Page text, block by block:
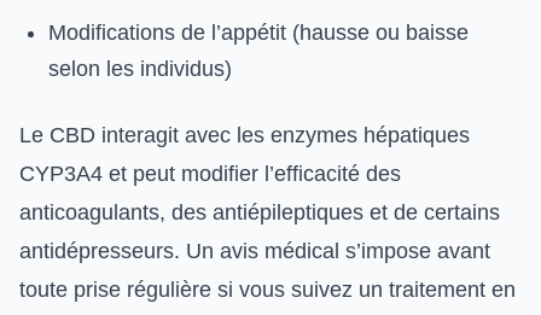
Modifications de l’appétit (hausse ou baisse
selon les individus)
Le CBD interagit avec les enzymes hépatiques
CYP3A4 et peut modifier l’efficacité des
anticoagulants, des antiépileptiques et de certains
antidépresseurs. Un avis médical s’impose avant
toute prise régulière si vous suivez un traitement en